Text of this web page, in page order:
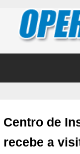
Centro de
recebe a